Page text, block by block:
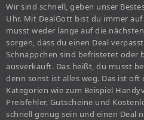
Wir sind schnell, geben unser
Uhr. Mit DealGott bist du immer
musst weder lange auf die
sorgen, dass du einen Deal
Schnäppchen sind befristetet oder
ausverkauft. Das heißt, du musst
denn sonst ist alles weg. Das ist oft
Kategorien wie zum Beispiel
Preisfehler, Gutscheine und
schnell genug sein und einen Deal